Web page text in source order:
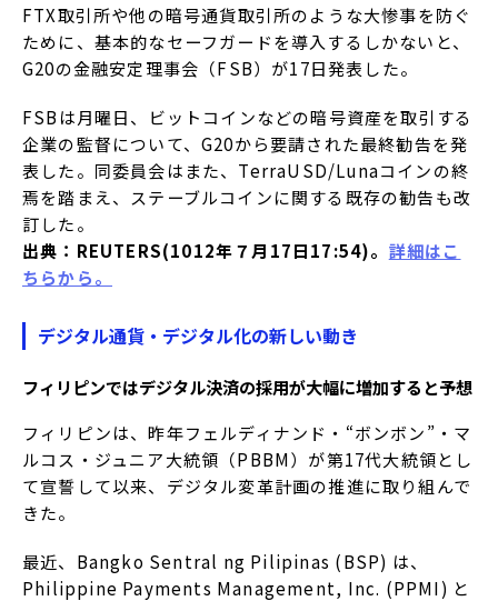
FTX取引所や他の暗号通貨取引所のような大惨事を防ぐ
ために、基本的なセーフガードを導入するしかないと、
G20の金融安定理事会（FSB）が17日発表した。
FSBは月曜日、ビットコインなどの暗号資産を取引する
企業の監督について、G20から要請された最終勧告を発
表した。同委員会はまた、TerraUSD/Lunaコインの終
焉を踏まえ、ステーブルコインに関する既存の勧告も改
訂した。
出典：REUTERS(1012年７月17日17:54)。 詳細はこ
ちらから。
デジタル通貨・デジタル化の新しい動き
フィリピンではデジタル決済の採用が大幅に増加すると予想
フィリピンは、昨年フェルディナンド・“ボンボン”・マ
ルコス・ジュニア大統領（PBBM）が第17代大統領とし
て宣誓して以来、デジタル変革計画の推進に取り組んで
きた。
最近、Bangko Sentral ng Pilipinas (BSP) は、
Philippine Payments Management, Inc. (PPMI) と